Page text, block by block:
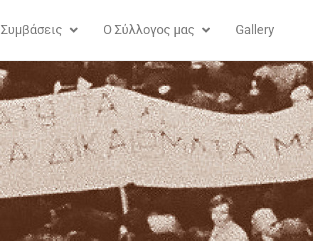
Συμβάσεις Ο Σύλλογος μας Gallery